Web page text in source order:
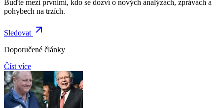
Buďte mezi prvními, kdo se dozví o nových analýzách, zprávách a
pohybech na trzích.
Sledovat
Doporučené články
Číst více